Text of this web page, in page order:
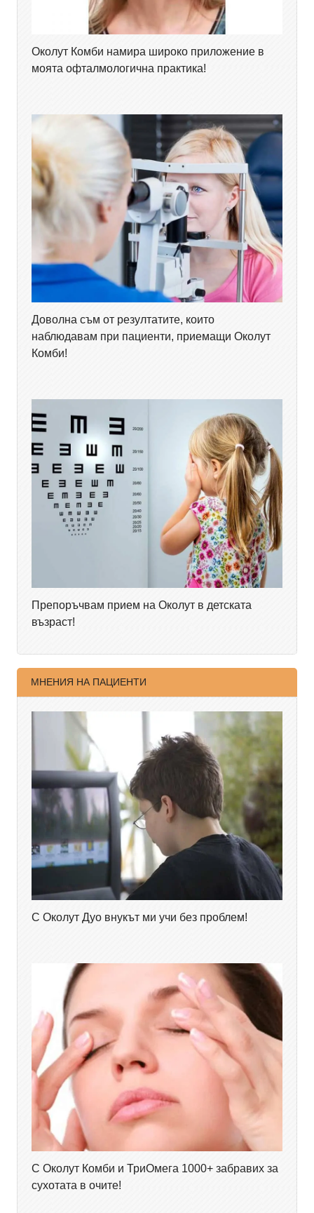
Околут Комби намира широко приложение в
моята офталмологична практика!
Доволна съм от резултатите, които
наблюдавам при пациенти, приемащи Околут
Комби!
Препоръчвам прием на Околут в детската
възраст!
МНЕНИЯ НА ПАЦИЕНТИ
С Околут Дуо внукът ми учи без проблем!
С Околут Комби и ТриОмега 1000+ забравих за
сухотата в очите!